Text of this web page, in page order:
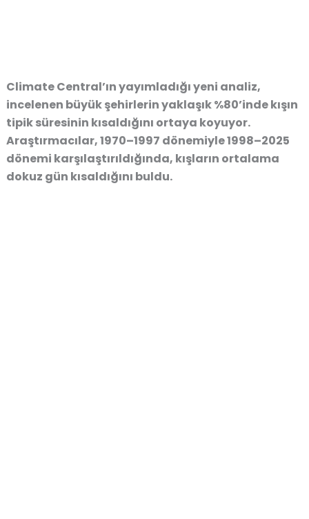
Climate Central’ın yayımladığı yeni analiz,
incelenen büyük şehirlerin yaklaşık %80’inde kışın
tipik süresinin kısaldığını ortaya koyuyor.
Araştırmacılar, 1970–1997 dönemiyle 1998–2025
dönemi karşılaştırıldığında, kışların ortalama
dokuz gün kısaldığını buldu.